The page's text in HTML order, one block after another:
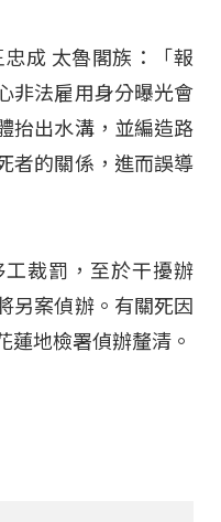
成 太魯閣族：「報
非法雇用身分曝光會
抬出水溝，並編造路
者的關係，進而誤導
裁罰，至於干擾辦
另案偵辦。有關死因
蓮地檢署偵辦釐清。​